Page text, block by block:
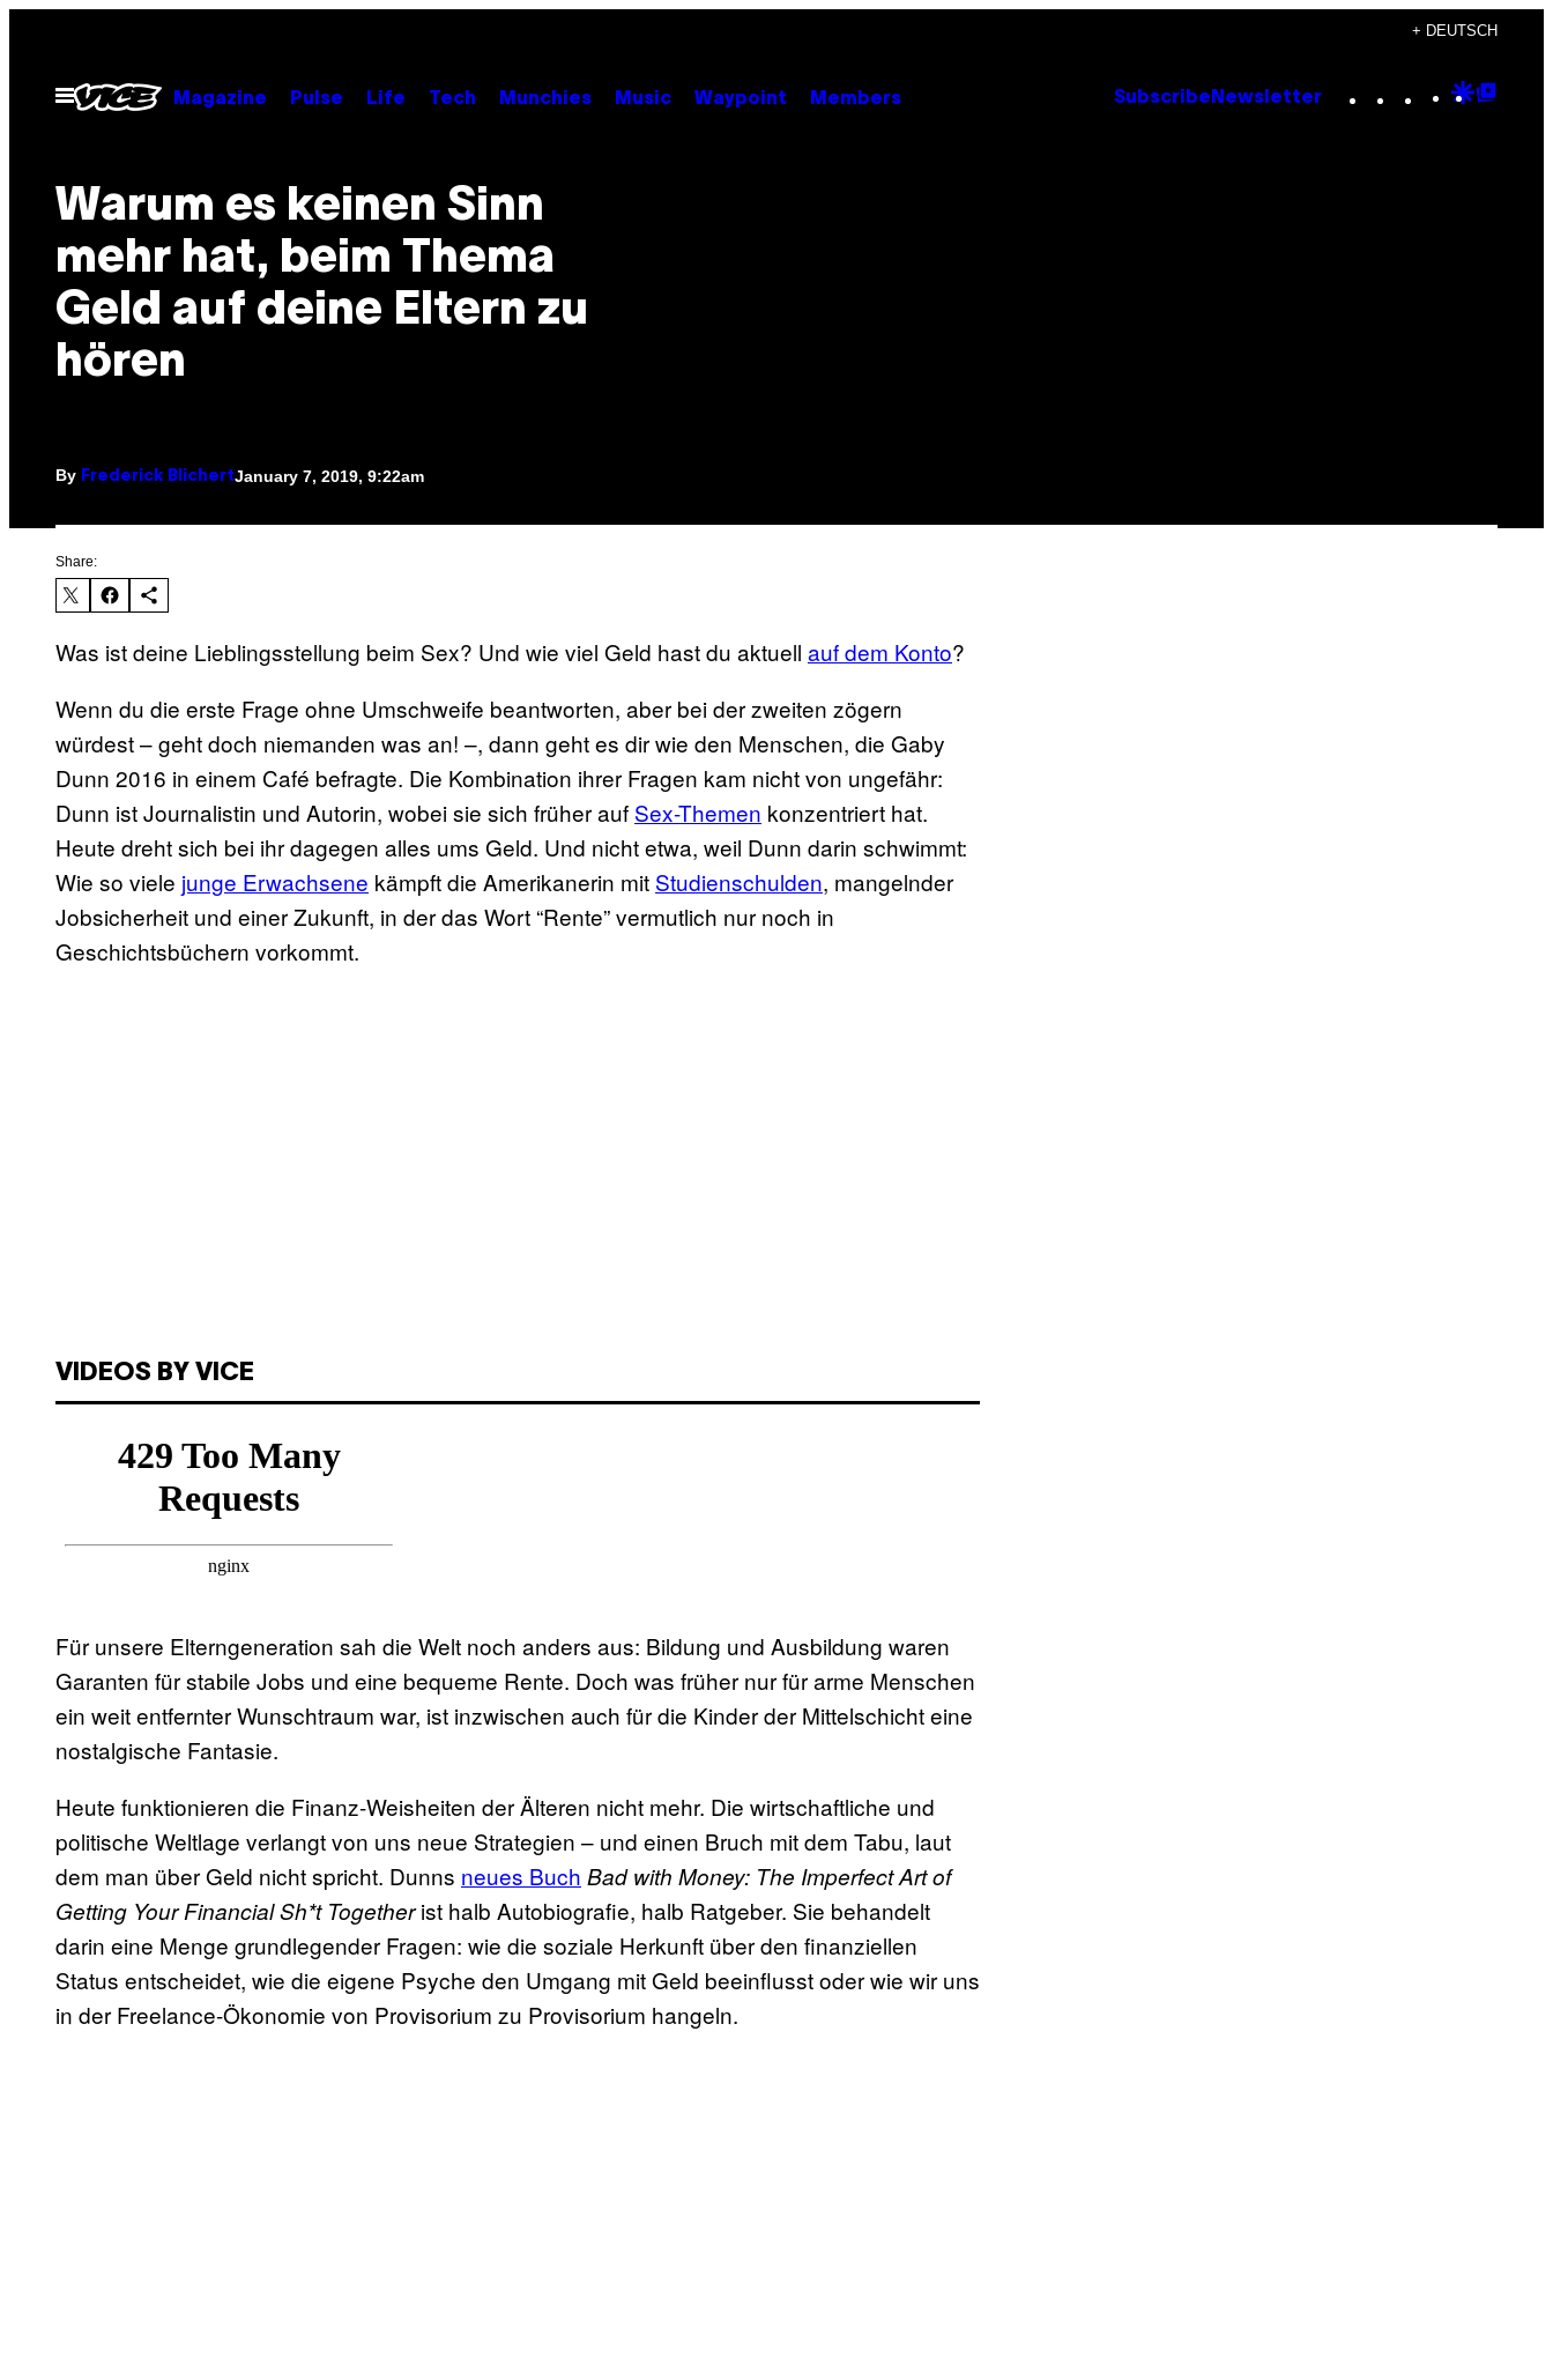
content
+ DEUTSCH
Open
Menu
Magazine Pulse Life Tech Munchies Music Waypoint Members Subscribe Newsletter Instagram
TikTok
YouTube
Google
Warum es keinen Sinn
mehr hat, beim Thema
Geld auf deine Eltern zu
hören
By Frederick BlichertJanuary 7, 2019, 9:22am
Share:
Was ist deine Lieblingsstellung beim Sex? Und wie viel Geld hast du aktuell auf dem Konto?
Wenn du die erste Frage ohne Umschweife beantworten, aber bei der zweiten zögern
würdest – geht doch niemanden was an! –, dann geht es dir wie den Menschen, die Gaby
Dunn 2016 in einem Café befragte. Die Kombination ihrer Fragen kam nicht von ungefähr:
Dunn ist Journalistin und Autorin, wobei sie sich früher auf Sex-Themen konzentriert hat.
Heute dreht sich bei ihr dagegen alles ums Geld. Und nicht etwa, weil Dunn darin schwimmt:
Wie so viele junge Erwachsene kämpft die Amerikanerin mit Studienschulden, mangelnder
Jobsicherheit und einer Zukunft, in der das Wort “Rente” vermutlich nur noch in
Geschichtsbüchern vorkommt.
VIDEOS BY VICE
Für unsere Elterngeneration sah die Welt noch anders aus: Bildung und Ausbildung waren
Garanten für stabile Jobs und eine bequeme Rente. Doch was früher nur für arme Menschen
ein weit entfernter Wunschtraum war, ist inzwischen auch für die Kinder der Mittelschicht eine
nostalgische Fantasie.
Heute funktionieren die Finanz-Weisheiten der Älteren nicht mehr. Die wirtschaftliche und
politische Weltlage verlangt von uns neue Strategien – und einen Bruch mit dem Tabu, laut
dem man über Geld nicht spricht. Dunns neues Buch Bad with Money: The Imperfect Art of
Getting Your Financial Sh*t Togetherist halb Autobiografie, halb Ratgeber. Sie behandelt
darin eine Menge grundlegender Fragen: wie die soziale Herkunft über den finanziellen
Status entscheidet, wie die eigene Psyche den Umgang mit Geld beeinflusst oder wie wir uns
in der Freelance-Ökonomie von Provisorium zu Provisorium hangeln.